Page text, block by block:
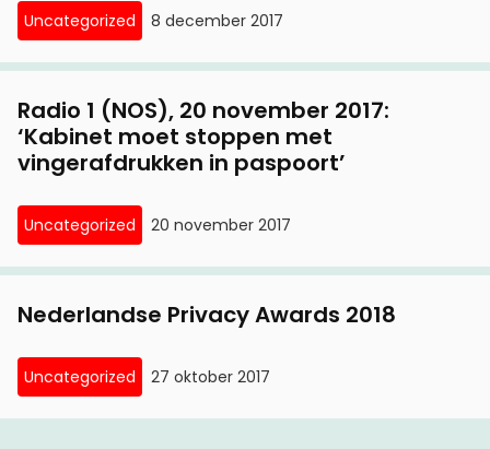
Uncategorized 8 december 2017
Radio 1 (NOS), 20 november 2017:
‘Kabinet moet stoppen met
vingerafdrukken in paspoort’
Uncategorized 20 november 2017
Nederlandse Privacy Awards 2018
Uncategorized 27 oktober 2017